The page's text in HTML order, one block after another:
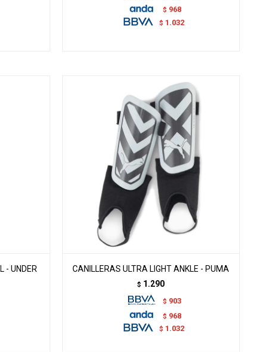
$ 968
$ 1.032
- UNDER
CANILLERAS ULTRA LIGHT ANKLE - PUMA
$ 1.290
$ 903
$ 968
$ 1.032